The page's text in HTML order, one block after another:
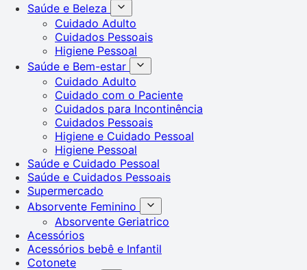
Saúde e Beleza
Cuidado Adulto
Cuidados Pessoais
Higiene Pessoal
Saúde e Bem-estar
Cuidado Adulto
Cuidado com o Paciente
Cuidados para Incontinência
Cuidados Pessoais
Higiene e Cuidado Pessoal
Higiene Pessoal
Saúde e Cuidado Pessoal
Saúde e Cuidados Pessoais
Supermercado
Absorvente Feminino
Absorvente Geriatrico
Acessórios
Acessórios bebê e Infantil
Cotonete